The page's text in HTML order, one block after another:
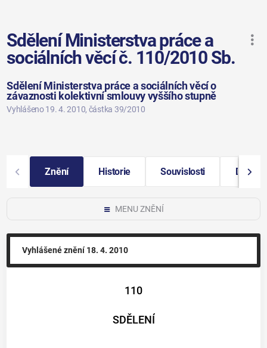
Sdělení Ministerstva práce a
sociálních věcí č. 110/2010 Sb.
Sdělení Ministerstva práce a sociálních věcí o
závaznosti kolektivní smlouvy vyššího stupně
Vyhlášeno 19. 4. 2010, částka 39/2010
Znění Historie Souvislosti Další
MENU ZNĚNÍ
Vyhlášené znění18. 4. 2010
110
SDĚLENÍ